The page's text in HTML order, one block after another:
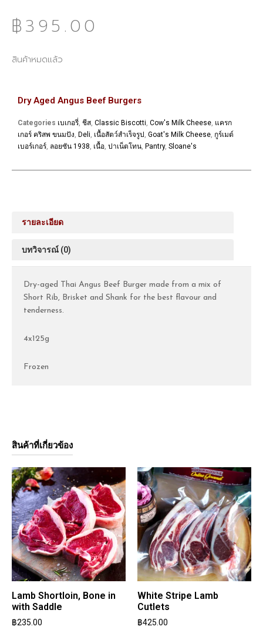
฿395.00
สินค้าหมดแล้ว
Dry Aged Angus Beef Burgers
Categories เบเกอรี่, ชีส, Classic Biscotti, Cow's Milk Cheese, แครก
เกอร์ คริสพ ขนมปัง, Deli, เนื้อสัตว์สำเร็จรูป , Goat's Milk Cheese, กูร์เมต์
เบอร์เกอร์, ลอยซัน 1938, เนื้อ, ปาเน็ตโทน, Pantry, Sloane's
รายละเอียด
บทวิจารณ์ (0)
Dry-aged Thai Angus Beef Burger made from a mix of
Short Rib, Brisket and Shank for the best flavour and
tenderness.
4x125g
Frozen
สินค้าที่เกี่ยวข้อง
Lamb Shortloin, Bone in
with Saddle
฿235.00
White Stripe Lamb
Cutlets
฿425.00